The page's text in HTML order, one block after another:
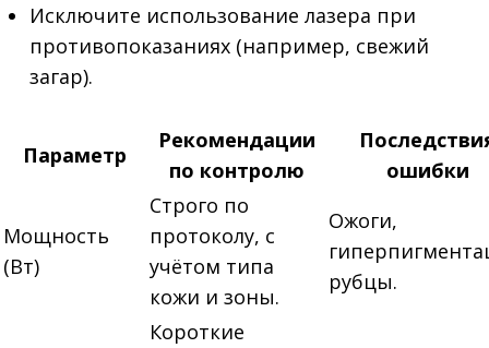
Исключите использование лазера при
противопоказаниях (например, свежий
загар).
Параметр
Рекомендации
по контролю
ошибки
Мощность
(Вт)
Строго по
протоколу, с
учётом типа
кожи и зоны.
Ожоги,
рубцы.
Короткие